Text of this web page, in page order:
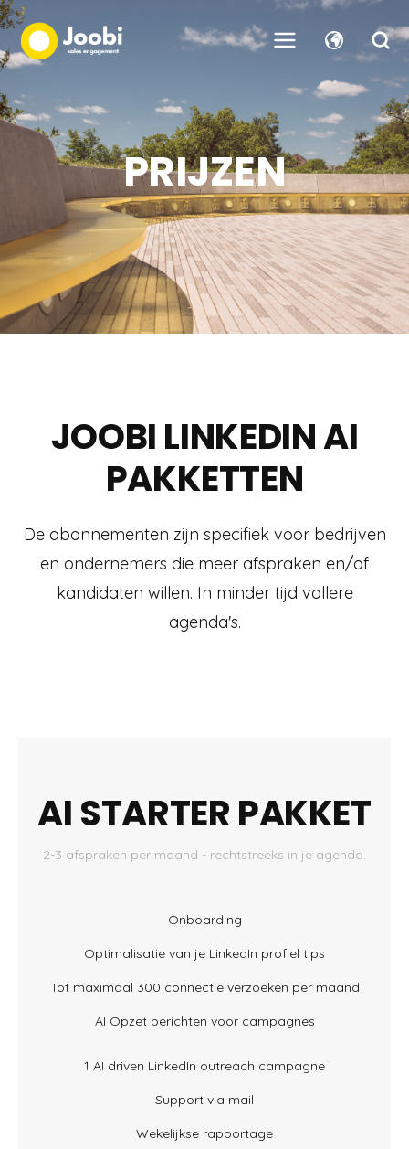
PRIJZEN
JOOBI LINKEDIN AI
PAKKETTEN
De abonnementen zijn specifiek voor bedrijven
en ondernemers die meer afspraken en/of
kandidaten willen. In minder tijd vollere
agenda's.
AI STARTER PAKKET
2-3 afspraken per maand - rechtstreeks in je agenda.
Onboarding
Optimalisatie van je LinkedIn profiel tips
Tot maximaal 300 connectie verzoeken per maand
AI Opzet berichten voor campagnes
1 AI driven LinkedIn outreach campagne
Support via mail
Wekelijkse rapportage